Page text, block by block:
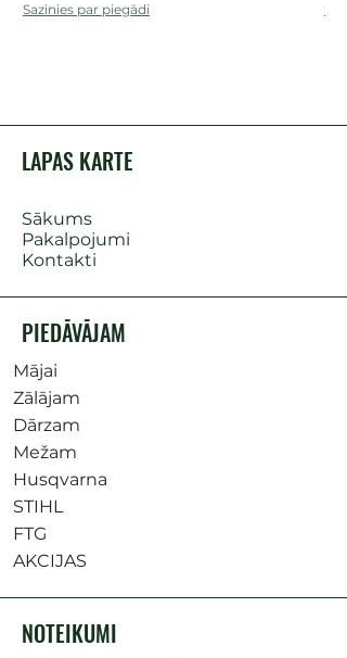
Sazinies par piegādi
LAPAS KARTE
Sākums
Pakalpojumi
Kontakti
PIEDĀVĀJAM
Mājai
Zālājam
Dārzam
Mežam
Husqvarna
STIHL
FTG
AKCIJAS
NOTEIKUMI